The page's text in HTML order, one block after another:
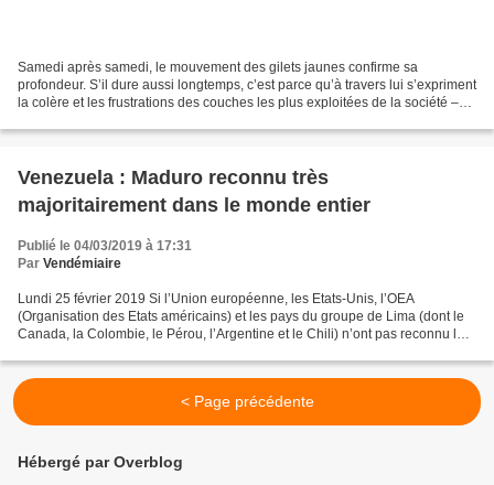
Samedi après samedi, le mouvement des gilets jaunes confirme sa
profondeur. S’il dure aussi longtemps, c’est parce qu’à travers lui s’expriment
la colère et les frustrations des couches les plus exploitées de la société –
Venezuela : Maduro reconnu très
majoritairement dans le monde entier
Publié le 04/03/2019 à 17:31
Par Vendémiaire
Lundi 25 février 2019 Si l’Union européenne, les Etats-Unis, l’OEA
(Organisation des Etats américains) et les pays du groupe de Lima (dont le
Canada, la Colombie, le Pérou, l’Argentine et le Chili) n’ont pas reconnu les
< Page précédente
Hébergé par Overblog